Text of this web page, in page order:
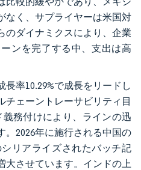
なく、サプライヤーは米国対
のダイナミクスにより、企業
ンを完了する中、支出は高
率10.29%で成長をリードし
チェーントレーサビリティ目
務付けにより、ラインの迅
。2026年に施行される中国の
リアライズされたバッチ記
大させています。インドの上